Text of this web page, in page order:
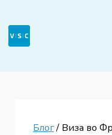
Блог/ Виза во